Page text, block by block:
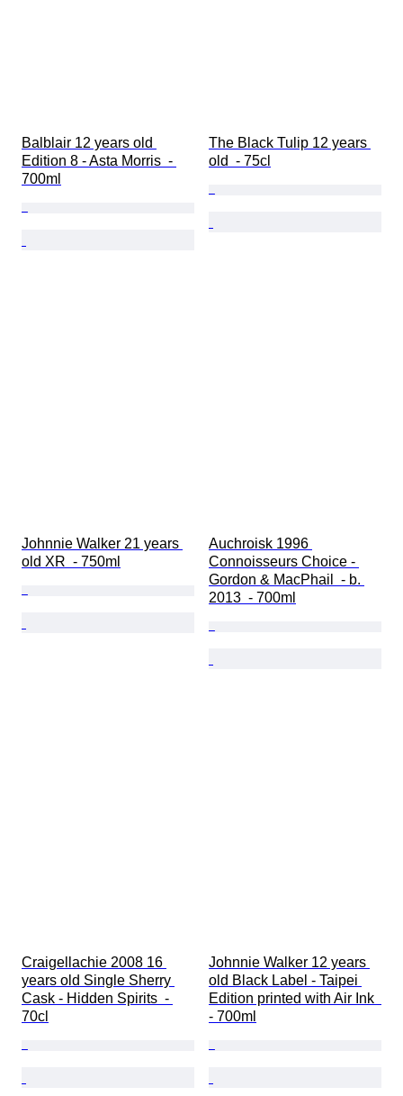
Balblair 12 years old
Edition 8 - Asta Morris  -
700ml
The Black Tulip 12 years
old  - 75cl
Johnnie Walker 21 years
old XR  - 750ml
Auchroisk 1996
Connoisseurs Choice -
Gordon & MacPhail  - b.
2013  - 700ml
Craigellachie 2008 16
years old Single Sherry
Cask - Hidden Spirits  -
70cl
Johnnie Walker 12 years
old Black Label - Taipei
Edition printed with Air Ink
- 700ml